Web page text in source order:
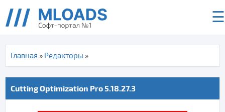
☰
Главная » Редакторы »
Cutting Optimization Pro 5.18.27.3